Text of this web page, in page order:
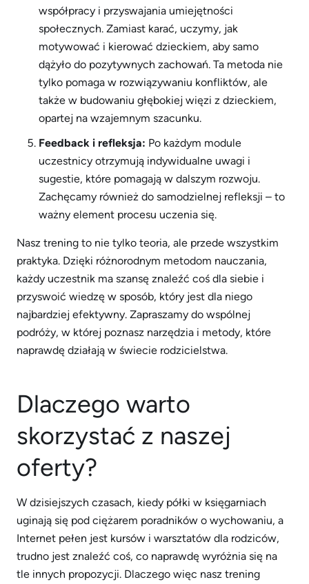
współpracy i przyswajania umiejętności
społecznych. Zamiast karać, uczymy, jak
motywować i kierować dzieckiem, aby samo
dążyło do pozytywnych zachowań. Ta metoda nie
tylko pomaga w rozwiązywaniu konfliktów, ale
także w budowaniu głębokiej więzi z dzieckiem,
opartej na wzajemnym szacunku.
Feedback i refleksja: Po każdym module
uczestnicy otrzymują indywidualne uwagi i
sugestie, które pomagają w dalszym rozwoju.
Zachęcamy również do samodzielnej refleksji – to
ważny element procesu uczenia się.
Nasz trening to nie tylko teoria, ale przede wszystkim
praktyka. Dzięki różnorodnym metodom nauczania,
każdy uczestnik ma szansę znaleźć coś dla siebie i
przyswoić wiedzę w sposób, który jest dla niego
najbardziej efektywny. Zapraszamy do wspólnej
podróży, w której poznasz narzędzia i metody, które
naprawdę działają w świecie rodzicielstwa.
Dlaczego warto
skorzystać z naszej
oferty?
W dzisiejszych czasach, kiedy półki w księgarniach
uginają się pod ciężarem poradników o wychowaniu, a
Internet pełen jest kursów i warsztatów dla rodziców,
trudno jest znaleźć coś, co naprawdę wyróżnia się na
tle innych propozycji. Dlaczego więc nasz trening